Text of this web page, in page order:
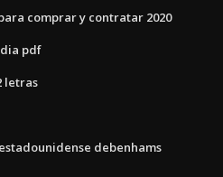
comprar y contratar 2020
pdf
letras
debenhams